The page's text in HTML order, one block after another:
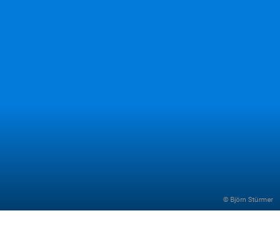
© Björn Stürmer